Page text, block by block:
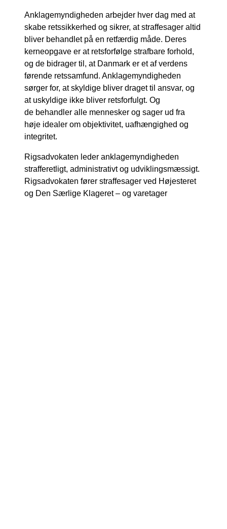
Anklagemyndigheden arbejder hver dag med at
skabe retssikkerhed og sikrer, at straffesager altid
bliver behandlet på en retfærdig måde. Deres
kerneopgave er at retsforfølge strafbare forhold,
og de bidrager til, at Danmark er et af verdens
førende retssamfund. Anklagemyndigheden
sørger for, at skyldige bliver draget til ansvar, og
at uskyldige ikke bliver retsforfulgt. Og
de behandler alle mennesker og sager ud fra
høje idealer om objektivitet, uafhængighed og
integritet.
Rigsadvokaten leder anklagemyndigheden
strafferetligt, administrativt og udviklingsmæssigt.
Rigsadvokaten fører straffesager ved Højesteret
og Den Særlige Klageret – og varetager